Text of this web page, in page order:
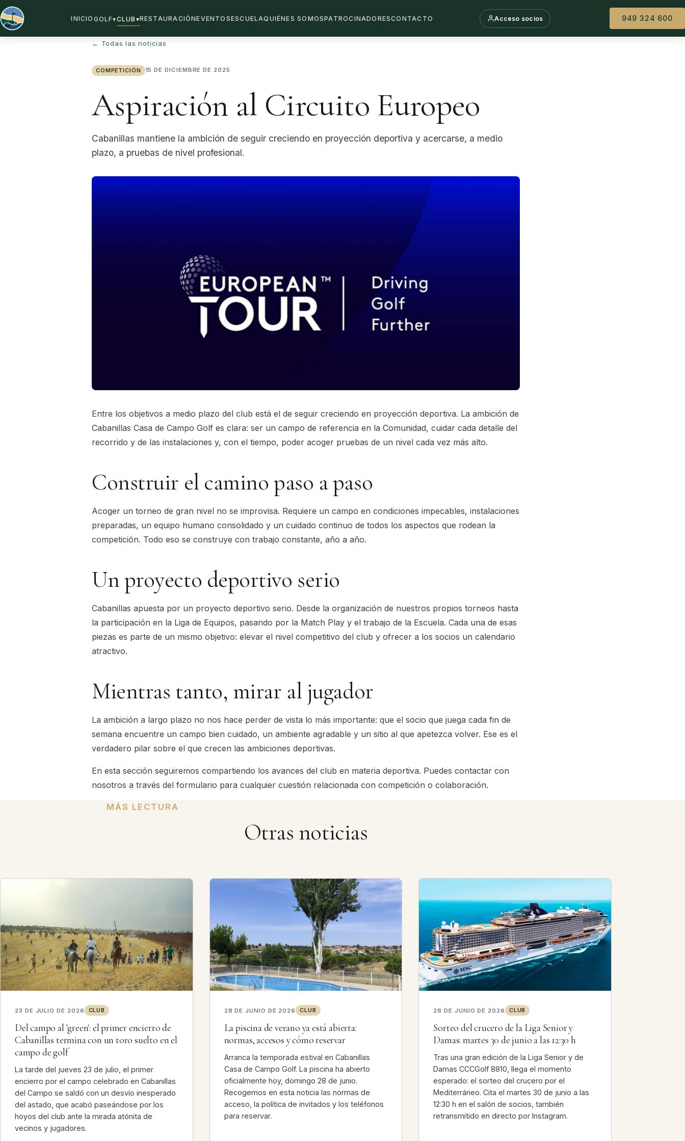
INICIO GOLF▾CLUB ▾RESTAURACIÓNEVENTOSESCUELAQUIÉNES SOMOSPATROCINADORESCONTACTO Acceso socios 949 324 600
← Todas las noticias
COMPETICIÓN 15 DE DICIEMBRE DE 2025
Aspiración al Circuito Europeo
Cabanillas mantiene la ambición de seguir creciendo en proyección deportiva y acercarse, a medio
plazo, a pruebas de nivel profesional.
Entre los objetivos a medio plazo del club está el de seguir creciendo en proyección deportiva. La ambición de
Cabanillas Casa de Campo Golf es clara: ser un campo de referencia en la Comunidad, cuidar cada detalle del
recorrido y de las instalaciones y, con el tiempo, poder acoger pruebas de un nivel cada vez más alto.
Construir el camino paso a paso
Acoger un torneo de gran nivel no se improvisa. Requiere un campo en condiciones impecables, instalaciones
preparadas, un equipo humano consolidado y un cuidado continuo de todos los aspectos que rodean la
competición. Todo eso se construye con trabajo constante, año a año.
Un proyecto deportivo serio
Cabanillas apuesta por un proyecto deportivo serio. Desde la organización de nuestros propios torneos hasta
la participación en la Liga de Equipos, pasando por la Match Play y el trabajo de la Escuela. Cada una de esas
piezas es parte de un mismo objetivo: elevar el nivel competitivo del club y ofrecer a los socios un calendario
atractivo.
Mientras tanto, mirar al jugador
La ambición a largo plazo no nos hace perder de vista lo más importante: que el socio que juega cada fin de
semana encuentre un campo bien cuidado, un ambiente agradable y un sitio al que apetezca volver. Ese es el
verdadero pilar sobre el que crecen las ambiciones deportivas.
En esta sección seguiremos compartiendo los avances del club en materia deportiva. Puedes contactar con
nosotros a través del formulario para cualquier cuestión relacionada con competición o colaboración.
MÁS LECTURA
Otras noticias
23 DE JULIO DE 2026 CLUB
Del campo al 'green': el primer encierro de
Cabanillas termina con un toro suelto en el
campo de golf
La tarde del jueves 23 de julio, el primer
encierro por el campo celebrado en Cabanillas
del Campo se saldó con un desvío inesperado
del astado, que acabó paseándose por los
hoyos del club ante la mirada atónita de
vecinos y jugadores.
28 DE JUNIO DE 2026 CLUB
La piscina de verano ya está abierta:
normas, accesos y cómo reservar
Arranca la temporada estival en Cabanillas
Casa de Campo Golf. La piscina ha abierto
oficialmente hoy, domingo 28 de junio.
Recogemos en esta noticia las normas de
acceso, la política de invitados y los teléfonos
para reservar.
28 DE JUNIO DE 2026 CLUB
Sorteo del crucero de la Liga Senior y
Damas: martes 30 de junio a las 12:30 h
Tras una gran edición de la Liga Senior y de
Damas CCCGolf 8810, llega el momento
esperado: el sorteo del crucero por el
Mediterráneo. Cita el martes 30 de junio a las
12:30 h en el salón de socios, también
retransmitido en directo por Instagram.